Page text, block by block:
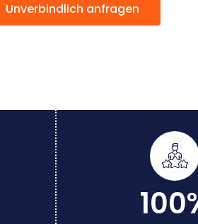
Unverbindlich anfragen